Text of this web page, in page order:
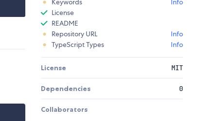
Keywords
Info
License
README
Repository URL
Info
TypeScript Types
Info
License MIT
Dependencies 0
Collaborators